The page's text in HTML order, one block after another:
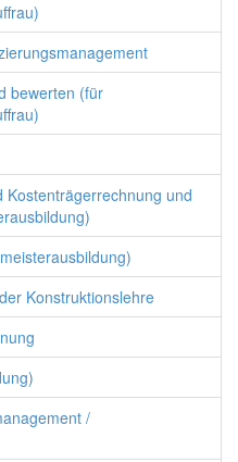
bewerten (für
Kostenträgerrechnung und
Konstruktionslehre
/